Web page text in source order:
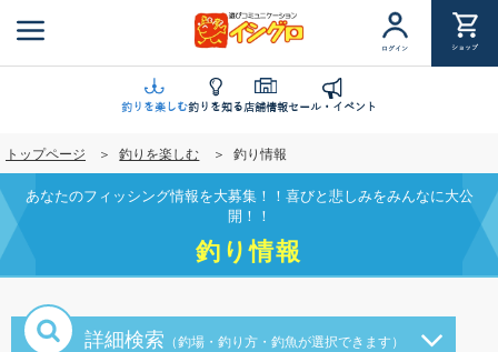
ン
に
移
動
ログイン ショップ
釣りを楽しむ釣りを知る店舗情報セール・イベント
トップページ 釣りを楽しむ 釣り情報
あなたのフィッシング情報を大募集！！喜びと悲しみをみんなに大公
開！！
釣り情報
詳細検索 （釣場・釣り方・釣魚が選択できます）